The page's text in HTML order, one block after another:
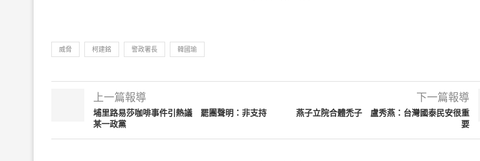
威脅 柯建銘 警政署長 韓國瑜
上一篇報導
埔里路易莎咖啡事件引熱議 罷團聲明：非支持
某一政黨
下一篇報導
燕子立院合體禿子 盧秀燕：台灣國泰民安很重
要